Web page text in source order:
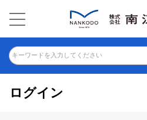
キーワードを入力してください
ログイン